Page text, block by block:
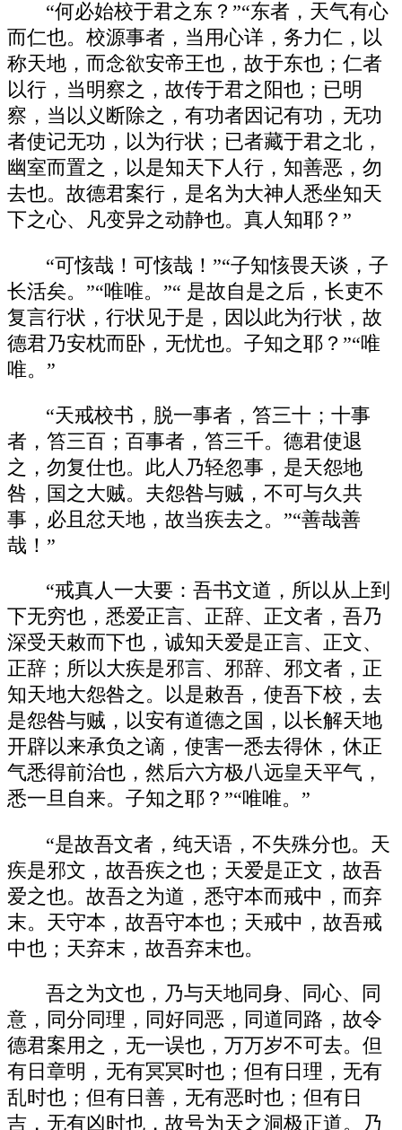
“何必始校于君之东？”“东者，天气有心
而仁也。校源事者，当用心详，务力仁，以
称天地，而念欲安帝王也，故于东也；仁者
以行，当明察之，故传于君之阳也；已明
察，当以义断除之，有功者因记有功，无功
者使记无功，以为行状；已者藏于君之北，
幽室而置之，以是知天下人行，知善恶，勿
去也。故德君案行，是名为大神人悉坐知天
下之心、凡变异之动静也。真人知耶？”
“可㤥哉！可㤥哉！”“子知㤥畏天谈，子
长活矣。”“唯唯。”“ 是故自是之后，长吏不
复言行状，行状见于是，因以此为行状，故
德君乃安枕而卧，无忧也。子知之耶？”“唯
唯。”
“天戒校书，脱一事者，笞三十；十事
者，笞三百；百事者，笞三千。德君使退
之，勿复仕也。此人乃轻忽事，是天怨地
咎，国之大贼。夫怨咎与贼，不可与久共
事，必且忿天地，故当疾去之。”“善哉善
哉！”
“戒真人一大要：吾书文道，所以从上到
下无穷也，悉爱正言、正辞、正文者，吾乃
深受天敕而下也，诚知天爱是正言、正文、
正辞；所以大疾是邪言、邪辞、邪文者，正
知天地大怨咎之。以是敕吾，使吾下校，去
是怨咎与贼，以安有道德之国，以长解天地
开辟以来承负之谪，使害一悉去得休，休正
气悉得前治也，然后六方极八远皇天平气，
悉一旦自来。子知之耶？”“唯唯。”
“是故吾文者，纯天语，不失殊分也。天
疾是邪文，故吾疾之也；天爱是正文，故吾
爱之也。故吾之为道，悉守本而戒中，而弃
末。天守本，故吾守本也；天戒中，故吾戒
中也；天弃末，故吾弃末也。
吾之为文也，乃与天地同身、同心、同
意，同分同理，同好同恶，同道同路，故令
德君案用之，无一误也，万万岁不可去。但
有日章明，无有冥冥时也；但有日理，无有
乱时也；但有日善，无有恶时也；但有日
吉，无有凶时也，故号为天之洞极正道。乃